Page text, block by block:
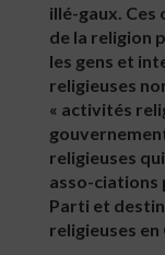
illé-gaux.
de la religion
les gens et
religieuses
« activités
religieuses
asso-
Parti et
religieuses en